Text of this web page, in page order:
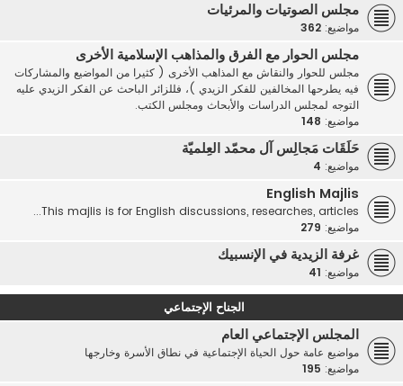
مجلس الصوتيات والمرئيات
مواضيع: 362
مجلس الحوار مع الفرق والمذاهب الإسلامية الأخرى
مجلس للحوار والنقاش مع المذاهب الأخرى ( كثيرا من المواضيع والمشاركات
فيه يطرحها المخالفين للفكر الزيدي )، فللزائر الباحث عن الفكر الزيدي عليه
التوجه لمجلس الدراسات والأبحاث ومجلس الكتب.
مواضيع: 148
حَلَقَات مَجالِس آل محمّد العِلميّة
مواضيع: 4
English Majlis
This majlis is for English discussions, researches, articles...
مواضيع: 279
غرفة الزيدية في الإنسبيك
مواضيع: 41
الجناح الإجتماعي
المجلس الإجتماعي العام
مواضيع عامة حول الحياة الإجتماعية في نطاق الأسرة وخارجها
مواضيع: 195